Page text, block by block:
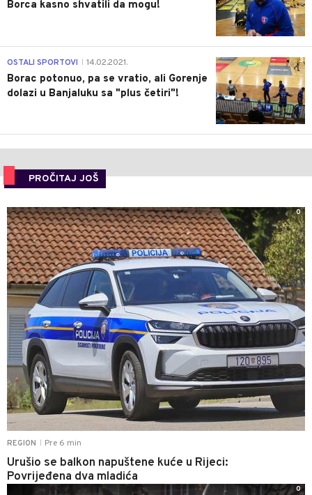
Borca kasno shvatili da mogu!
3
OSTALI SPORTOVI 14.02.2021.
Borac potonuo, pa se vratio, ali Gorenje
dolazi u Banjaluku sa "plus četiri"!
PROČITAJ JOŠ
REGION Pre 6 min
Urušio se balkon napuštene kuće u Rijeci:
Povrijeđena dva mladića
0
0